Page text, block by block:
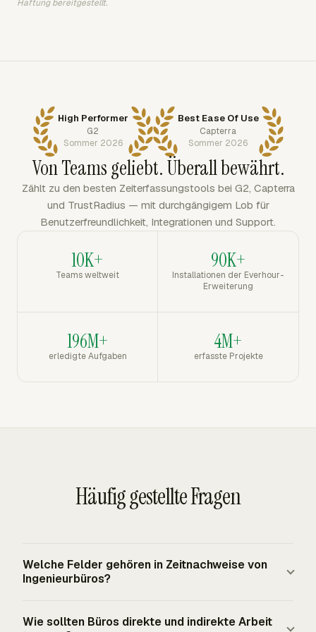
Haftung bereitgestellt.
High Performer
G2
Sommer 2026
Best Ease Of Use
Capterra
Sommer 2026
Von Teams geliebt. Überall bewährt.
Zählt zu den besten Zeiterfassungstools bei G2, Capterra
und TrustRadius — mit durchgängigem Lob für
Benutzerfreundlichkeit, Integrationen und Support.
10K+
Teams weltweit
90K+
Installationen der Everhour-
Erweiterung
196M+
erledigte Aufgaben
4M+
erfasste Projekte
Häufig gestellte Fragen
Welche Felder gehören in Zeitnachweise von
Ingenieurbüros?
Datum, Stunden, Kunde, Projekt, Vertrag, Phase, Aufgabe,
Wie sollten Büros direkte und indirekte Arbeit